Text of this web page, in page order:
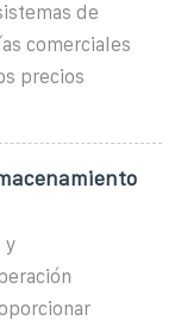
de
comerciales
precios
y